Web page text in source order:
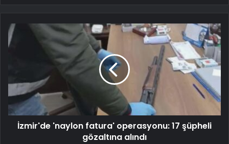
İzmir'de 'naylon fatura' operasyonu: 17 şüpheli
gözaltına alındı